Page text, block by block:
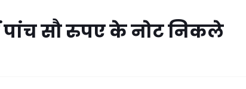
पांच सौ रुपए के नोट निकले